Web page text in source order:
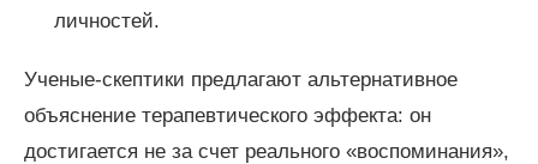
личностей.
Ученые-скептики предлагают альтернативное
объяснение терапевтического эффекта: он
достигается не за счет реального «воспоминания»,